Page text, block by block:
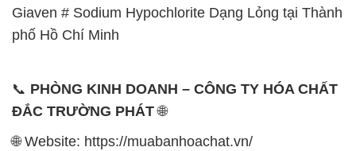
Giaven # Sodium Hypochlorite Dạng Lỏng tại Thành
phố Hồ Chí Minh
📞 PHÒNG KINH DOANH – CÔNG TY HÓA CHẤT
ĐẮC TRƯỜNG PHÁT🌐
🌐 Website: https://muabanhoachat.vn/